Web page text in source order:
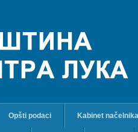
Opšti podaci Kabinet načelnika